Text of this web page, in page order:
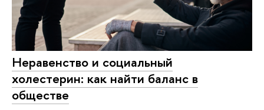
Неравенство и социальный
холестерин: как найти баланс в
обществе